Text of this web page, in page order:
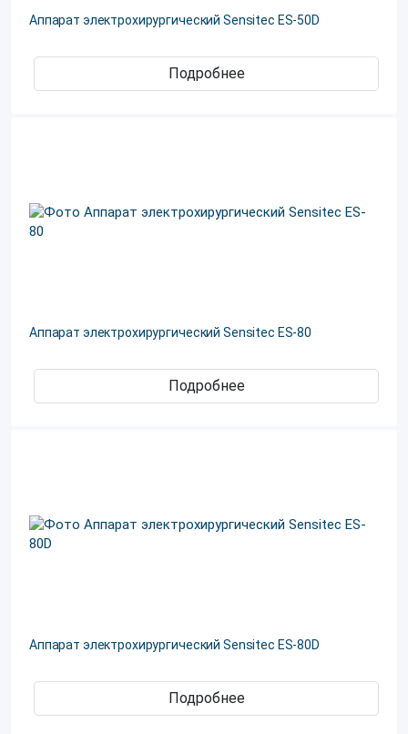
Аппарат электрохирургический Sensitec ES-50D
Подробнее
Аппарат электрохирургический Sensitec ES-80
Подробнее
Аппарат электрохирургический Sensitec ES-80D
Подробнее